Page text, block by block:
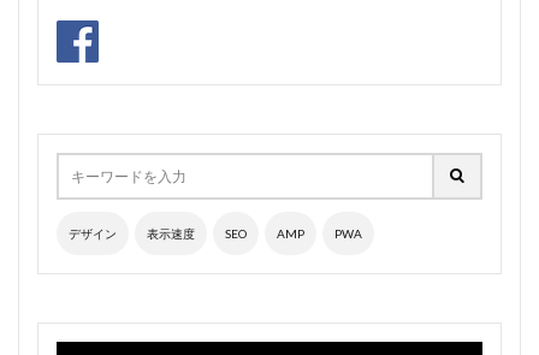
デザイン 表示速度 SEO AMP PWA